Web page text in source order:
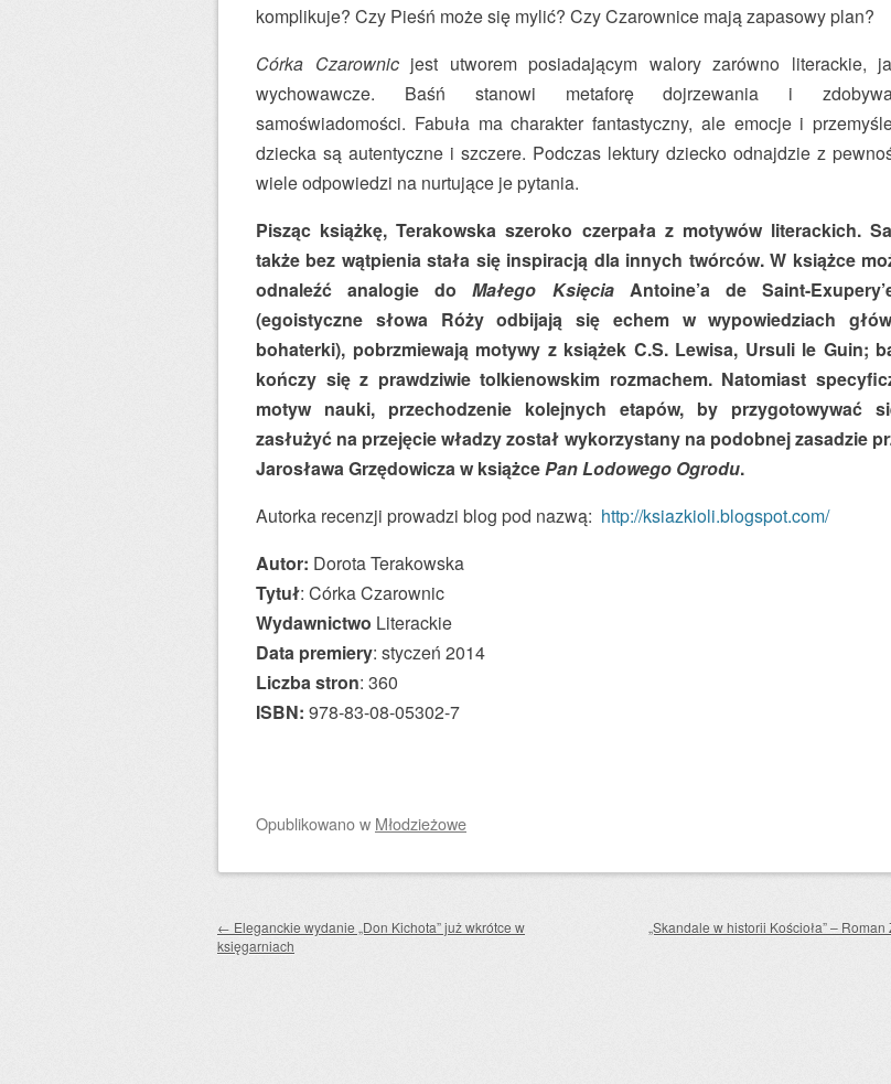
komplikuje? Czy Pieśń może się mylić? Czy Czarownice mają zapasowy plan?
Córka Czarownicjest utworem posiadającym walory zarówno literackie,
wychowawcze. Baśń stanowi metaforę dojrzewania i
samoświadomości. Fabuła ma charakter fantastyczny, ale emocje i
dziecka są autentyczne i szczere. Podczas lektury dziecko odnajdzie z
wiele odpowiedzi na nurtujące je pytania.
Pisząc książkę, Terakowska szeroko czerpała z motywów literackich.
także bez wątpienia stała się inspiracją dla innych twórców. W książce
odnaleźć analogie doMałego KsięciaAntoine’a de Saint-
(egoistyczne słowa Róży odbijają się echem w wypowiedziach
bohaterki), pobrzmiewają motywy z książek C.S. Lewisa, Ursuli le Guin;
kończy się z prawdziwie tolkienowskim rozmachem. Natomiast
motyw nauki, przechodzenie kolejnych etapów, by przygotowywać
zasłużyć na przejęcie władzy został wykorzystany na podobnej zasadzie
Jarosława Grzędowicza w książcePan Lodowego Ogrodu.
Autorka recenzji prowadzi blog pod nazwą: http://ksiazkioli.blogspot.com/
Autor: Dorota Terakowska
Tytuł: Córka Czarownic
Wydawnictwo Literackie
Data premiery: styczeń 2014
Liczba stron: 360
ISBN: 978-83-08-05302-7
Opublikowanow Młodzieżowe
Zobacz wpisy
← Eleganckie wydanie „Don Kichota” już wkrótce w
księgarniach
„Skandale w historii Kościoła” – Roman